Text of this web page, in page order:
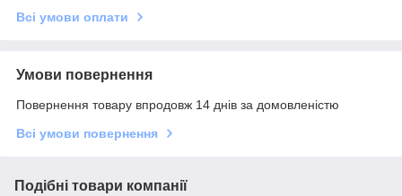
Всі умови оплати
Умови повернення
Повернення товару впродовж 14 днів за домовленістю
Всі умови повернення
Подібні товари компанії